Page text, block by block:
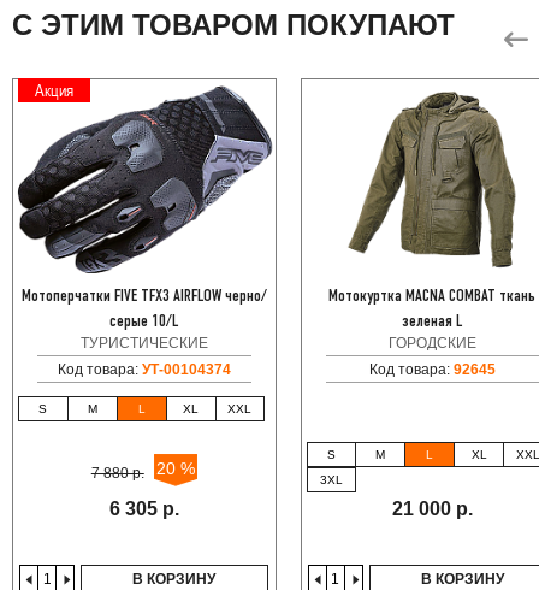
С ЭТИМ ТОВАРОМ ПОКУПАЮТ
Акция
Мотоперчатки FIVE TFX3 AIRFLOW черно/
серые 10/L
ТУРИСТИЧЕСКИЕ
Код товара: УТ-00104374
S M L XL XXL
7 880 р. 20 %
6 305 р.
В КОРЗИНУ
Мотокуртка MACNA COMBAT ткань
зеленая L
ГОРОДСКИЕ
Код товара: 92645
S M L XL
XXL
3XL
21 000 р.
В КОРЗИНУ